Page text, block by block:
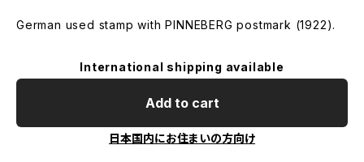
German used stamp with PINNEBERG postmark (1922).
International shipping available
Add to cart
日本国内にお住まいの方向け